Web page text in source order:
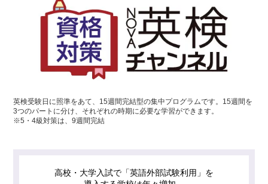
英検受験日に照準をあて、15週間完結型の集中プログラムです。15週間を
3つのパートに分け、それぞれの時期に必要な学習ができます。
※5・4級対策は、9週間完結
高校・大学入試で「英語外部試験利用」を